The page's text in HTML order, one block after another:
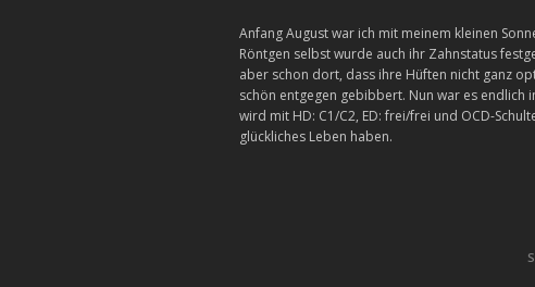
Anfang August war ich mit meinem kleinen
Röntgen selbst wurde auch ihr Zahnstatus
aber schon dort, dass ihre Hüften nicht ganz
schön entgegen gebibbert. Nun war es endlich
wird mit HD: C1/C2, ED: frei/frei und OCD-
glückliches Leben haben.